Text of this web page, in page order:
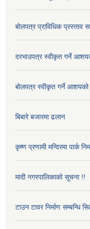
बोलपत्र प्राविधिक प्रस्ताव
दरभाउपत्र स्वीकृत गर्ने
बोलपत्र स्वीकृत गर्ने
बिबारे बजारमा ढलान
कृष्ण प्रणामी मन्दिरमा पार्क
मादी नगरपालिकाको सूचना !!
टाउन टावर निर्माण सम्बन्धि